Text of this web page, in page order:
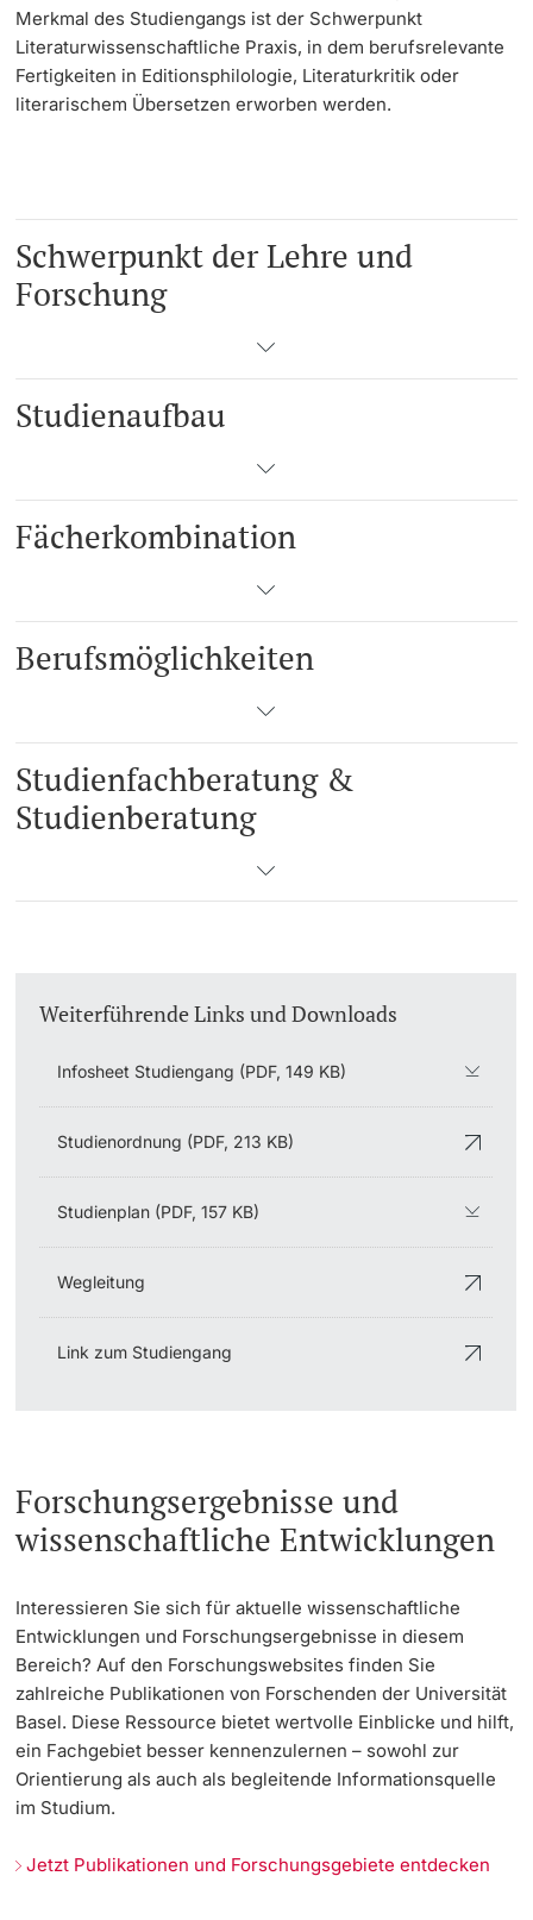
Merkmal des Studiengangs ist der Schwerpunkt
Literaturwissenschaftliche Praxis, in dem berufsrelevante
Fertigkeiten in Editionsphilologie, Literaturkritik oder
literarischem Übersetzen erworben werden.
Schwerpunkt der Lehre und
Forschung
Studienaufbau
Fächerkombination
Berufsmöglichkeiten
Studienfachberatung &
Studienberatung
Weiterführende Links und Downloads
Infosheet Studiengang (PDF, 149 KB)
Studienordnung (PDF, 213 KB)
Studienplan (PDF, 157 KB)
Wegleitung
Link zum Studiengang
Forschungsergebnisse und
wissenschaftliche Entwicklungen
Interessieren Sie sich für aktuelle wissenschaftliche
Entwicklungen und Forschungsergebnisse in diesem
Bereich? Auf den Forschungswebsites finden Sie
zahlreiche Publikationen von Forschenden der Universität
Basel. Diese Ressource bietet wertvolle Einblicke und hilft,
ein Fachgebiet besser kennenzulernen – sowohl zur
Orientierung als auch als begleitende Informationsquelle
im Studium.
Jetzt Publikationen und Forschungsgebiete entdecken